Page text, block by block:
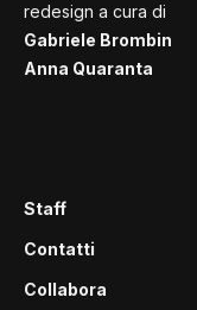
redesign a cura di
Gabriele Brombin
Anna Quaranta
Staff
Contatti
Collabora